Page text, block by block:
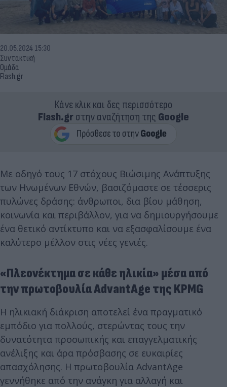
Συντακτική
Ομάδα
Flash.gr
20.05.2024 15:30
Κάνε κλικ και δες περισσότερο
Flash.grστην αναζήτηση της Google
Με οδηγό τους 17 στόχους Βιώσιμης Ανάπτυξης
των Ηνωμένων Εθνών, βασιζόμαστε σε τέσσερις
πυλώνες δράσης: άνθρωποι, δια βίου μάθηση,
κοινωνία και περιβάλλον, για να δημιουργήσουμε
ένα θετικό αντίκτυπο και να εξασφαλίσουμε ένα
καλύτερο μέλλον στις νέες γενιές.
«Πλεονέκτημα σε κάθε ηλικία» μέσα από
την πρωτοβουλία AdvantAge της KPMG
Η ηλικιακή διάκριση αποτελεί ένα πραγματικό
εμπόδιο για πολλούς, στερώντας τους την
δυνατότητα προσωπικής και επαγγελματικής
ανέλιξης και άρα πρόσβασης σε ευκαιρίες
απασχόλησης. Η πρωτοβουλία AdvantAge
γεννήθηκε από την ανάγκη για αλλαγή και